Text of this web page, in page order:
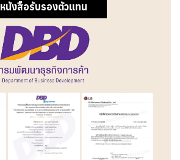
หนังสือรับรองตัวแทน